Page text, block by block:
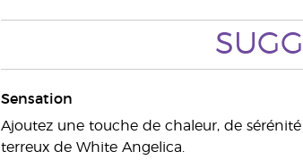
Sensation
Ajoutez une touche de chaleur, de
terreux de White Angelica.